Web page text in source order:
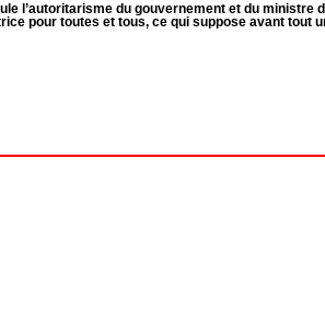
l’autoritarisme du gouvernement et du
pour toutes et tous, ce qui suppose avant